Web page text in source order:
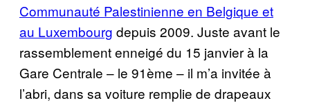
Communauté Palestinienne en Belgique et
au Luxembourg depuis 2009. Juste avant le
rassemblement enneigé du 15 janvier à la
Gare Centrale – le 91ème – il m’a invitée à
l’abri, dans sa voiture remplie de drapeaux